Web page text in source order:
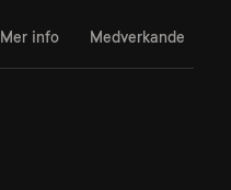
Mer info Medverkande